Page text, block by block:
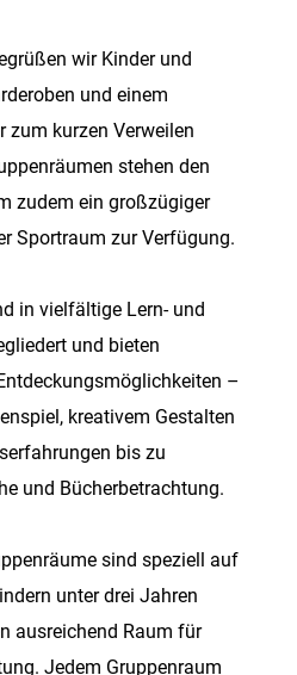
wir Kinder und
und einem
zum kurzen Verweilen
stehen den
zudem ein großzügiger
Sportraum zur Verfügung.
in vielfältige Lern- und
und bieten
–
kreativem Gestalten
bis zu
und Bücherbetrachtung.
sind speziell auf
unter drei Jahren
ausreichend Raum für
Jedem Gruppenraum